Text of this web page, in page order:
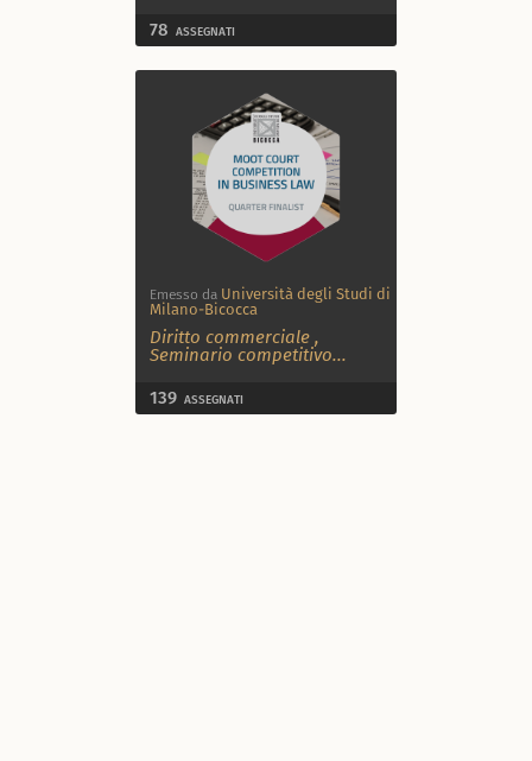
78 ASSEGNATI
Emesso da Università degli Studi di
Milano-Bicocca
Diritto commerciale ,
Seminario competitivo...
139 ASSEGNATI